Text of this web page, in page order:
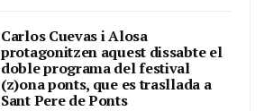
Carlos Cuevas i Alosa
protagonitzen aquest dissabte el
doble programa del festival
(z)ona ponts, que es trasllada a
Sant Pere de Ponts